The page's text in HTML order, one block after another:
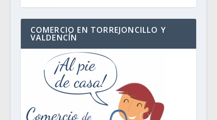
COMERCIO EN TORREJONCILLO Y
VALDENCÍN